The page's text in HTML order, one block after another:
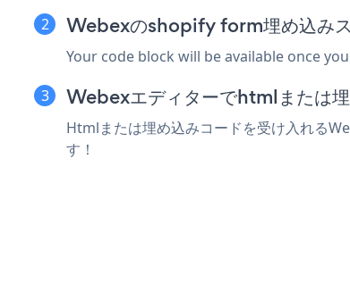
Webexのshopify form埋め込み
Your code block will be available once
Webexエディターでhtmlまたは
Htmlまたは埋め込みコードを受け入れる
す！